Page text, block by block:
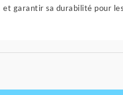
et garantir sa durabilité pour